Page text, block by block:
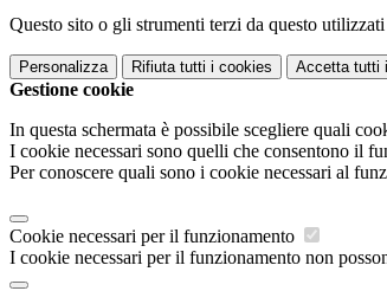
Questo sito o gli strumenti terzi da questo
Personalizza Rifiuta tutti i cookies Accetta tutti
Gestione cookie
In questa schermata è possibile scegliere quali
I cookie necessari sono quelli che consentono il
Per conoscere quali sono i cookie necessari al
Cookie necessari per il funzionamento
I cookie necessari per il funzionamento non